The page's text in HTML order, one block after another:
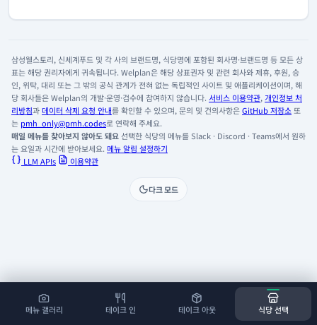
메뉴 갤러리 테이크 인 테이크 아웃 식당 선택
삼성웰스토리, 신세계푸드 및 각 사의 브랜드명, 식당명에 포함된 회사명·브랜드명 등 모든 상
표는 해당 권리자에게 귀속됩니다. Welplan은 해당 상표권자 및 관련 회사와 제휴, 후원, 승
인, 위탁, 대리 또는 그 밖의 공식 관계가 전혀 없는 독립적인 사이트 및 애플리케이션이며, 해
당 회사들은 Welplan의 개발·운영·검수에 참여하지 않습니다. 서비스 이용약관, 개인정보 처
리방침과데이터 삭제 요청 안내를 확인할 수 있으며, 문의 및 건의사항은GitHub 저장소 또
는 pmh_only@pmh.codes로 연락해 주세요.
매일 메뉴를 찾아보지 않아도 돼요선택한 식당의 메뉴를 Slack · Discord · Teams에서 원하
는 요일과 시간에 받아보세요. 메뉴 알림 설정하기
LLM APIs
이용약관
다크 모드